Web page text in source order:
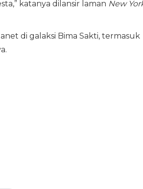
katanya dilansir laman New
di galaksi Bima Sakti, termasuk